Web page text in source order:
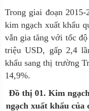
Trong giai đoạn
kim ngạch xuất khẩu
vẫn gia tăng với tốc
triệu USD, gấp 2,4
khẩu sang thị trường
14,9%.
Đồ thị 01. Kim
ngạch xuất khẩu